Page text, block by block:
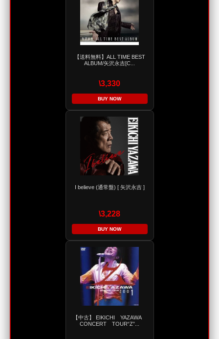
【送料無料】ALL TIME BEST
ALBUM/矢沢永吉[C...
\3,330
BUY NOW
I believe (通常盤) [ 矢沢永吉 ]
\3,228
BUY NOW
【中古】 EIKICHI YAZAWA
CONCERT TOUR“Z”...